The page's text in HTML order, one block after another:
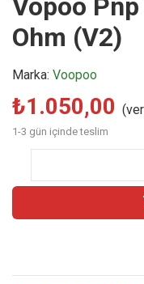
Vopoo
Ohm (V2)
Marka: Voopoo
₺1.050,00
1-3 gün içinde teslim